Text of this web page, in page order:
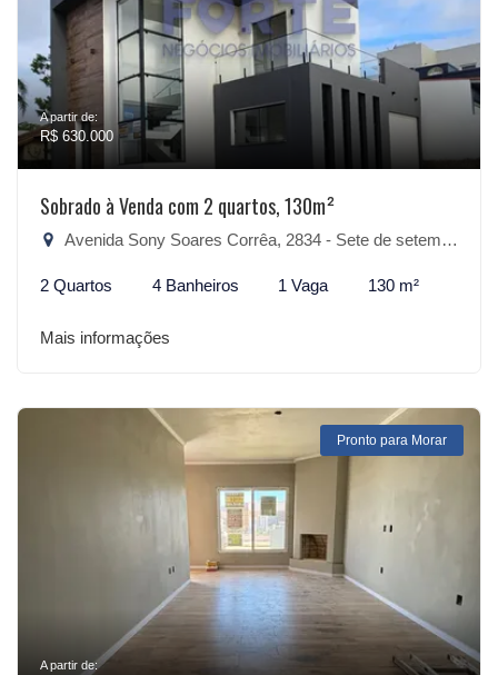
A partir de:
R$ 630.000
Sobrado à Venda com 2 quartos, 130m²
Avenida Sony Soares Corrêa, 2834 - Sete de setembro, São Lourenço do Sul-RS
2 Quartos 4 Banheiros 1 Vaga 130 m²
Mais informações
Pronto para Morar
A partir de: